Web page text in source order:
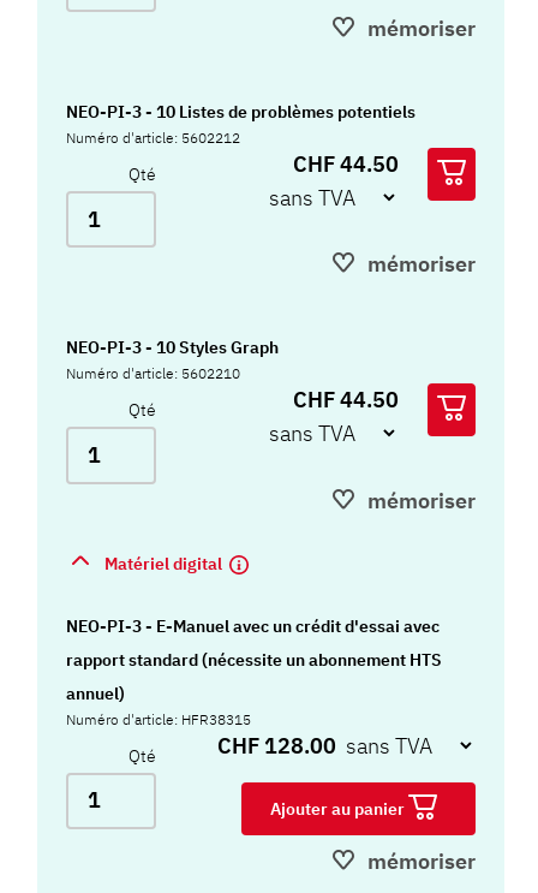
mémoriser
NEO-PI-3 - 10 Listes de problèmes potentiels
Numéro d'article: 5602212
Qté CHF 44.50
mémoriser
NEO-PI-3 - 10 Styles Graph
Numéro d'article: 5602210
Qté CHF 44.50
mémoriser
Matériel digital
NEO-PI-3 - E-Manuel avec un crédit d'essai avec
rapport standard (nécessite un abonnement HTS
annuel)
Numéro d'article: HFR38315
Qté CHF 128.00
Ajouter au panier
mémoriser